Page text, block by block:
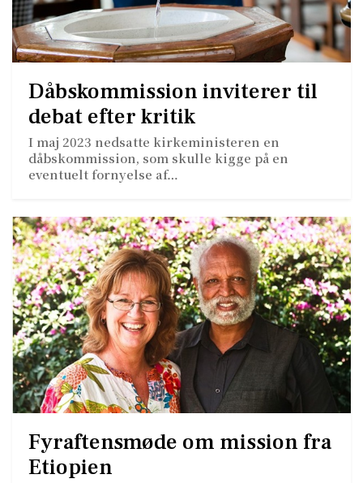
Dåbskommission inviterer til
debat efter kritik
I maj 2023 nedsatte kirkeministeren en
dåbskommission, som skulle kigge på en
eventuelt fornyelse af…
Fyraftensmøde om mission fra
Etiopien